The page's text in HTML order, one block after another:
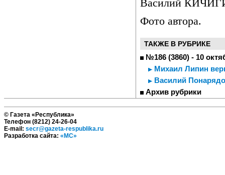
Василий
Фото автора.
ТАКЖЕ В РУБРИКЕ
№186 (3860) - 10
Михаил Липин
Василий
Архив рубрики
© Газета «Республика»
Телефон (8212) 24-26-04
E-mail: secr@gazeta-respublika.ru
Разработка сайта: «МС»